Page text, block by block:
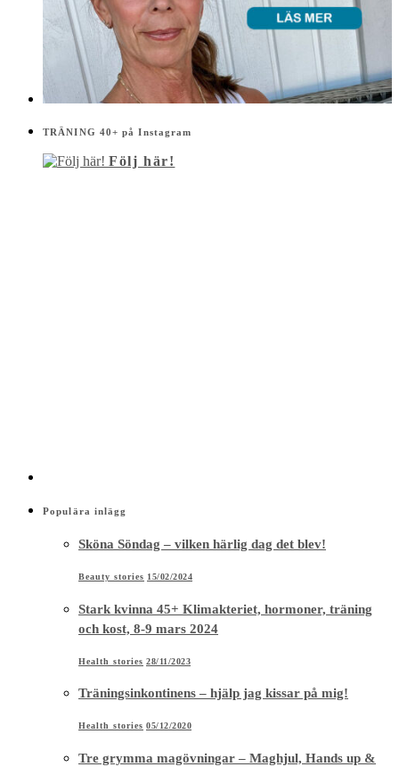
TRÄNING 40+ på Instagram
Följ här!
Populära inlägg
Sköna Söndag – vilken härlig dag det blev!
Beauty stories 15/02/2024
Stark kvinna 45+ Klimakteriet, hormoner, träning
och kost, 8-9 mars 2024
Health stories 28/11/2023
Träningsinkontinens – hjälp jag kissar på mig!
Health stories 05/12/2020
Tre grymma magövningar – Maghjul, Hands up &